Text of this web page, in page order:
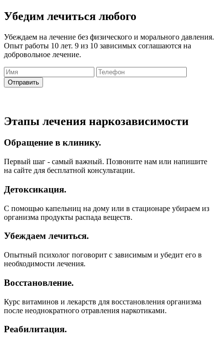
Убедим лечиться любого
Убеждаем на лечение без физического и морального давления.
Опыт работы 10 лет. 9 из 10 зависимых соглашаются на
добровольное лечение.
Отправить
Этапы лечения наркозависимости
Обращение в клинику.
Первый шаг - самый важный. Позвоните нам или напишите
на сайте для бесплатной консультации.
Детоксикация.
С помощью капельниц на дому или в стационаре убираем из
организма продукты распада веществ.
Убеждаем лечиться.
Опытный психолог поговорит с зависимым и убедит его в
необходимости лечения.
Восстановление.
Курс витаминов и лекарств для восстановления организма
после неоднократного отравления наркотиками.
Реабилитация.